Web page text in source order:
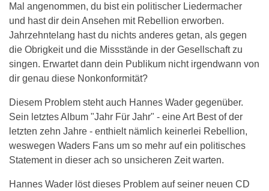
Mal angenommen, du bist ein politischer Liedermacher
und hast dir dein Ansehen mit Rebellion erworben.
Jahrzehntelang hast du nichts anderes getan, als gegen
die Obrigkeit und die Missstände in der Gesellschaft zu
singen. Erwartet dann dein Publikum nicht irgendwann von
dir genau diese Nonkonformität?
Diesem Problem steht auch Hannes Wader gegenüber.
Sein letztes Album "Jahr Für Jahr" - eine Art Best of der
letzten zehn Jahre - enthielt nämlich keinerlei Rebellion,
weswegen Waders Fans um so mehr auf ein politisches
Statement in dieser ach so unsicheren Zeit warten.
Hannes Wader löst dieses Problem auf seiner neuen CD